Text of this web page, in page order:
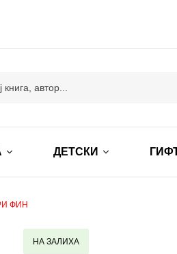
ДЕТСКИ
ФИН
НА ЗАЛИХА